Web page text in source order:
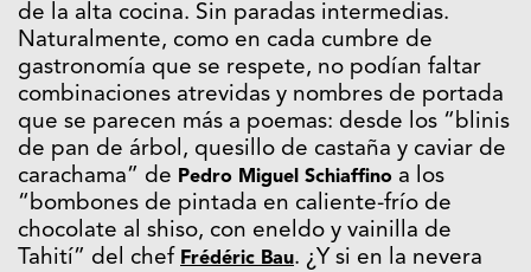
de la alta cocina. Sin paradas intermedias.
Naturalmente, como en cada cumbre de
gastronomía que se respete, no podían faltar
combinaciones atrevidas y nombres de portada
que se parecen más a poemas: desde los “blinis
de pan de árbol, quesillo de castaña y caviar de
carachama” de Pedro Miguel Schiaffino a los
“bombones de pintada en caliente-frío de
chocolate al shiso, con eneldo y vainilla de
Tahití” del chef Frédéric Bau. ¿Y si en la nevera